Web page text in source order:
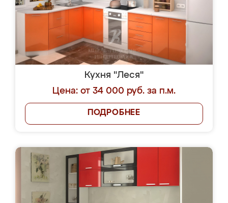
Кухня "Леся"
Цена: от 34 000 руб. за п.м.
ПОДРОБНЕЕ